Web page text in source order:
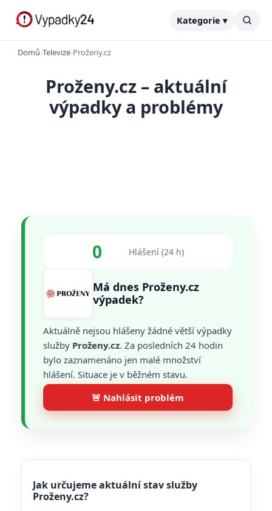
Kategorie ▾
Domů›Televize›Proženy.cz
Proženy.cz – aktuální
výpadky a problémy
0 Hlášení (24 h)
Má dnes Proženy.cz
výpadek?
Aktuálně nejsou hlášeny žádné větší výpadky
služby Proženy.cz. Za posledních 24 hodin
bylo zaznamenáno jen malé množství
hlášení. Situace je v běžném stavu.
🚨 Nahlásit problém
Jak určujeme aktuální stav služby
Proženy.cz?